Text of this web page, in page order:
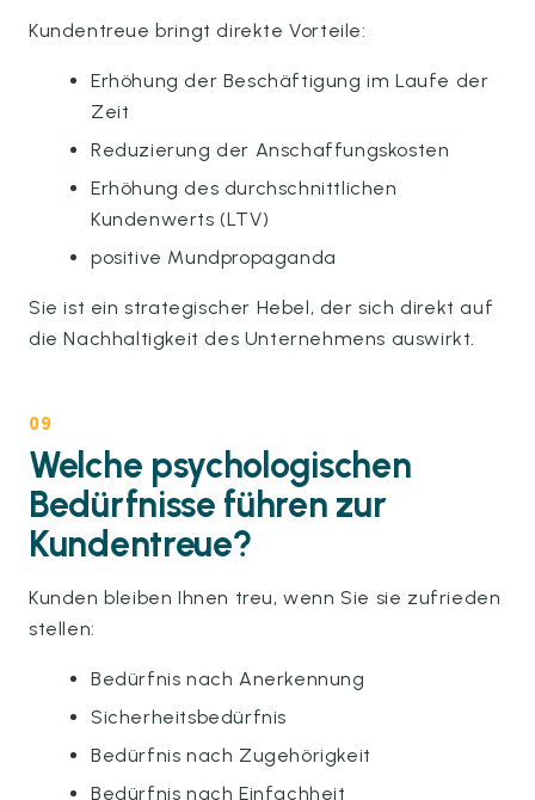
Kundentreue bringt direkte Vorteile:
Erhöhung der Beschäftigung im Laufe der
Zeit
Reduzierung der Anschaffungskosten
Erhöhung des durchschnittlichen
Kundenwerts (LTV)
positive Mundpropaganda
Sie ist ein strategischer Hebel, der sich direkt auf
die Nachhaltigkeit des Unternehmens auswirkt.
09
Welche psychologischen
Bedürfnisse führen zur
Kundentreue?
Kunden bleiben Ihnen treu, wenn Sie sie zufrieden
stellen:
Bedürfnis nach Anerkennung
Sicherheitsbedürfnis
Bedürfnis nach Zugehörigkeit
Bedürfnis nach Einfachheit